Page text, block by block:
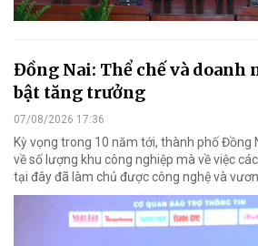
Đồng Nai: Thể chế và doanh
bật tăng trưởng
07/08/2026 17:36
Kỳ vọng trong 10 năm tới, thành phố Đồng
về số lượng khu công nghiệp mà về việc
tại đây đã làm chủ được công nghệ và